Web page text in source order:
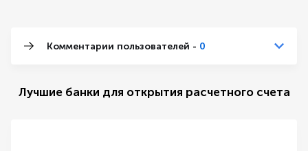
Комментарии пользователей - 0
Лучшие банки для открытия расчетного счета